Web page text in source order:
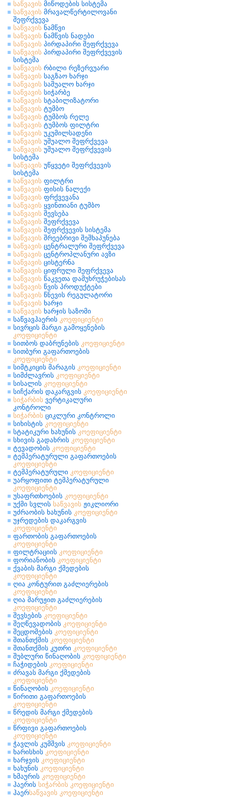
საწვავის მიწოდების სისტემა
საწვავის მრავალწერტილოვანი
შეფრქვევა
საწვავის ნამწვი
საწვავის ნამწვის ნადები
საწვავის პირდაპირი შეფრქვევა
საწვავის პირდაპირი შეფრქვევის
სისტემა
საწვავის რბილი რეზერვუარი
საწვავის საგზაო ხარჯი
საწვავის საშუალო ხარჯი
საწვავის სიჭარბე
საწვავის სტაბილიზატორი
საწვავის ტუმბო
საწვავის ტუმბოს რელე
საწვავის ტუმბოს ფილტრი
საწვავის უკუმილსადენი
საწვავის უშუალო შეფრქვევა
საწვავის უშუალო შეფრქვევის
სისტემა
საწვავის უწყვეტი შეფრქვევის
სისტემა
საწვავის ფილტრი
საწვავის ფისის ნალექი
საწვავის ფრქვევანა
საწვავის ყვინთიანი ტუმბო
საწვავის შევსება
საწვავის შეფრქვევა
საწვავის შეფრქვევის სისტემა
საწვავის შრეებრივი შეშხაპუნება
საწვავის ცენტრალური შეფრქვევა
საწვავის ცენტროპლანური ავზი
საწვავის ცისტერნა
საწვავის ციფრული შეფრქვევა
საწვავის წაკვეთა დამუხრუჭებისას
საწვავის წვის პროდუქტები
საწვავის წნევის რეგულატორი
საწვავის ხარჯი
საწვავის ხარჯის საზომი
საწვავჰაერის კოეფიციენტი
სივრცის მარგი გამოყენების
კოეფიციენტი
სითბოს დაბრუნების კოეფიციენტი
სითბური გაფართოების
კოეფიციენტი
სიმტკიცის მარაგის კოეფიციენტი
სიმძლავრის კოეფიციენტი
სისალის კოეფიციენტი
სიჩქარის დაკარგვის კოეფიციენტი
სიჭარბის ვერტიკალური
კონტროლი
სიჭარბის ციკლური კონტროლი
სიხისტის კოეფიციენტი
სტატიკური ხახუნის კოეფიციენტი
სხივის გადახრის კოეფიციენტი
ტევადობის კოეფიციენტი
ტემპერატურული გაფართოების
კოეფიციენტი
ტემპერატურული კოეფიციენტი
უარყოფითი ტემპერატურული
კოეფიციენტი
უსაფრთხოების კოეფიციენტი
უქმი სვლის საწვავის ჟიკლიორი
უძრაობის ხახუნის კოეფიციენტი
უჯრედების დაკარგვის
კოეფიციენტი
ფართობის გაფართოების
კოეფიციენტი
ფილტრაციის კოეფიციენტი
ფორიანობის კოეფიციენტი
ქვაბის მარგი ქმედების
კოეფიციენტი
ღია კონტურით გაძლიერების
კოეფიციენტი
ღია მარუჟით გაძლიერების
კოეფიციენტი
შევსების კოეფიციენტი
შეღწევადობის კოეფიციენტი
შეცდომების კოეფიციენტი
შთანთქმის კოეფიციენტი
შთანთქმის კუთრი კოეფიციენტი
შუბლური წინაღობის კოეფიციენტი
ჩაჭიდების კოეფიციენტი
ძრავას მარგი ქმედების
კოეფიციენტი
წინაღობის კოეფიციენტი
წირითი გაფართოების
კოეფიციენტი
წრედის მარგი ქმედების
კოეფიციენტი
წრფივი გაფართოების
კოეფიციენტი
ჭავლის კუმშვის კოეფიციენტი
ხარისხის კოეფიციენტი
ხარჯვის კოეფიციენტი
ხახუნის კოეფიციენტი
ხმაურის კოეფიციენტი
ჰაერის სიჭარბის კოეფიციენტი
ჰაერსაწვავის კოეფიციენტი